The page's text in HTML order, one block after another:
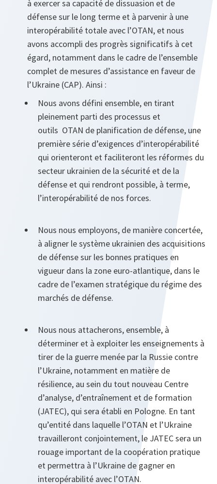
à exercer sa capacité de dissuasion et de
défense sur le long terme et à parvenir à une
interopérabilité totale avec l’OTAN, et nous
avons accompli des progrès significatifs à cet
égard, notamment dans le cadre de l’ensemble
complet de mesures d’assistance en faveur de
l’Ukraine (CAP). Ainsi :
Nous avons défini ensemble, en tirant
pleinement parti des processus et
outils OTAN de planification de défense, une
première série d’exigences d’interopérabilité
qui orienteront et faciliteront les réformes du
secteur ukrainien de la sécurité et de la
défense et qui rendront possible, à terme,
l’interopérabilité de nos forces.
Nous nous employons, de manière concertée,
à aligner le système ukrainien des acquisitions
de défense sur les bonnes pratiques en
vigueur dans la zone euro‑atlantique, dans le
cadre de l’examen stratégique du régime des
marchés de défense.
Nous nous attacherons, ensemble, à
déterminer et à exploiter les enseignements à
tirer de la guerre menée par la Russie contre
l’Ukraine, notamment en matière de
résilience, au sein du tout nouveau Centre
d’analyse, d’entraînement et de formation
(JATEC), qui sera établi en Pologne. En tant
qu’entité dans laquelle l’OTAN et l’Ukraine
travailleront conjointement, le JATEC sera un
rouage important de la coopération pratique
et permettra à l’Ukraine de gagner en
interopérabilité avec l’OTAN.